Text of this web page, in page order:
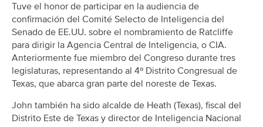
Tuve el honor de participar en la audiencia de
confirmación del Comité Selecto de Inteligencia del
Senado de EE.UU. sobre el nombramiento de Ratcliffe
para dirigir la Agencia Central de Inteligencia, o CIA.
Anteriormente fue miembro del Congreso durante tres
legislaturas, representando al 4º Distrito Congresual de
Texas, que abarca gran parte del noreste de Texas.
John también ha sido alcalde de Heath (Texas), fiscal del
Distrito Este de Texas y director de Inteligencia Nacional